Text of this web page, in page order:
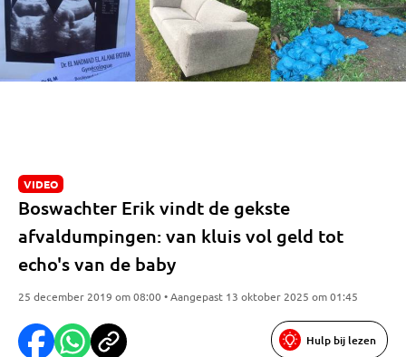
VIDEO
Boswachter Erik vindt de gekste
afvaldumpingen: van kluis vol geld tot
echo's van de baby
25 december 2019 om 08:00 • Aangepast 13 oktober 2025 om 01:45
Hulp bij lezen